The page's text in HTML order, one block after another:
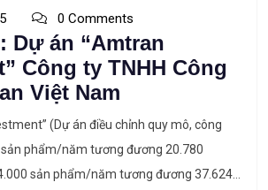
0 Comments
Dự án “Amtran
Công ty TNHH Công
Việt Nam
(Dự án điều chỉnh quy mô, công
phẩm/năm tương đương 20.780
sản phẩm/năm tương đương 37.624